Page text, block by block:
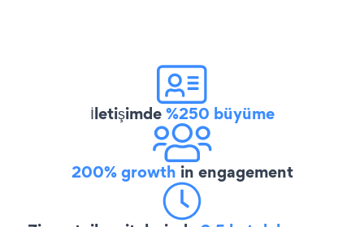
İletişimde%250 büyüme
200% growth in engagement